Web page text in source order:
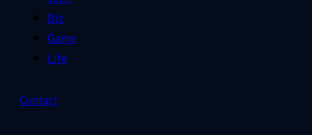
Biz
Game
Life
Contact